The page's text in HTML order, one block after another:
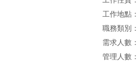
工作地點：
職務類別：
需求人數：
管理人數：